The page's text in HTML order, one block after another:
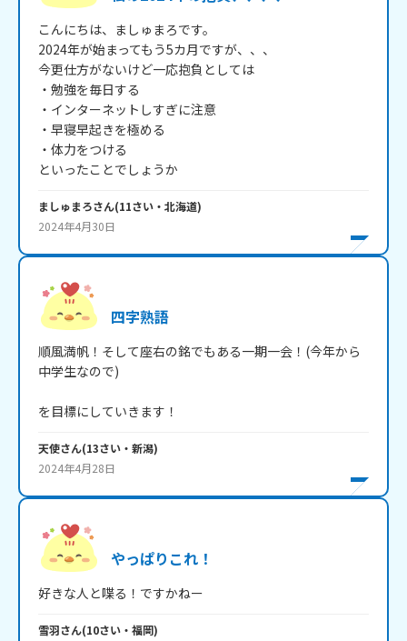
こんにちは、ましゅまろです。
2024年が始まってもう5カ月ですが、、、
今更仕方がないけど一応抱負としては
・勉強を毎日する
・インターネットしすぎに注意
・早寝早起きを極める
・体力をつける
といったことでしょうか
ましゅまろさん(11さい・ 北海道)
2024年4月30日
四字熟語
順風満帆！そして座右の銘でもある一期一会！(今年から
中学生なので)
を目標にしていきます！
天使さん(13さい・ 新潟)
2024年4月28日
やっぱりこれ！
好きな人と喋る！ですかねー
雪羽さん(10さい・ 福岡)